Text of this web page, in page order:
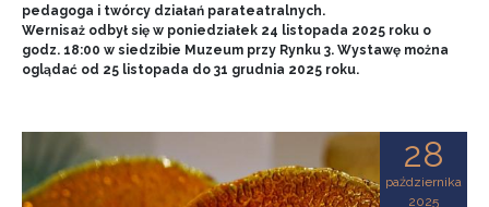
pedagoga i twórcy działań parateatralnych.
Wernisaż odbył się w poniedziałek 24 listopada 2025 roku o
godz. 18:00 w siedzibie Muzeum przy Rynku 3. Wystawę można
oglądać od 25 listopada do 31 grudnia 2025 roku.
28
października
2025